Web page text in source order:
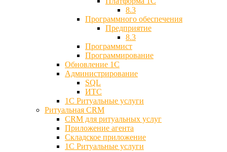
8.3
Программного обеспечения
Предприятие
8.3
Программист
Программирование
Обновление 1С
Администрирование
SQL
ИТС
1С Ритуальные услуги
Ритуальная CRM
CRM для ритуальных услуг
Приложение агента
Складское приложение
1С Ритуальные услуги